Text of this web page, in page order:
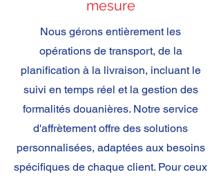
mesure
Nous gérons entièrement les
opérations de transport, de la
planification à la livraison, incluant le
suivi en temps réel et la gestion des
formalités douanières. Notre service
d'affrètement offre des solutions
personnalisées, adaptées aux besoins
spécifiques de chaque client. Pour ceux